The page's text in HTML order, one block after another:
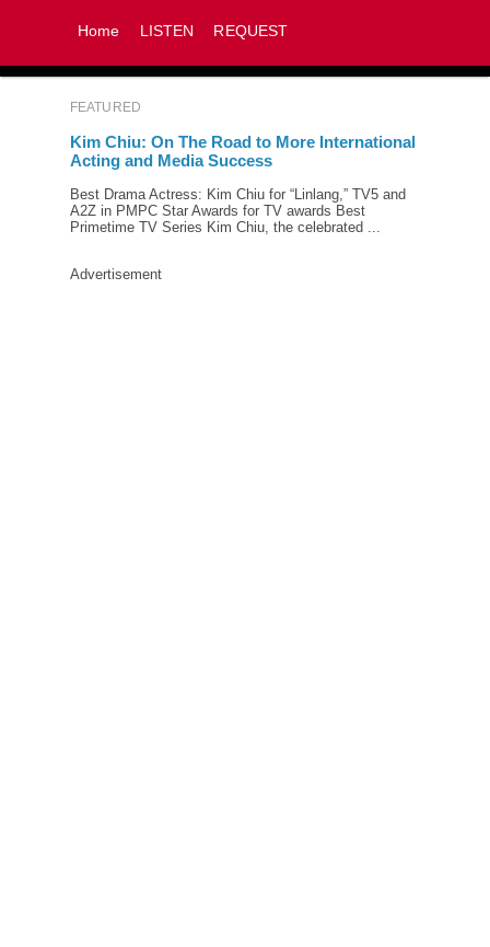
Home LISTEN REQUEST
FEATURED
Kim Chiu: On The Road to More International
Acting and Media Success
Best Drama Actress: Kim Chiu for “Linlang,” TV5 and
A2Z in PMPC Star Awards for TV awards Best
Primetime TV Series Kim Chiu, the celebrated ...
Advertisement